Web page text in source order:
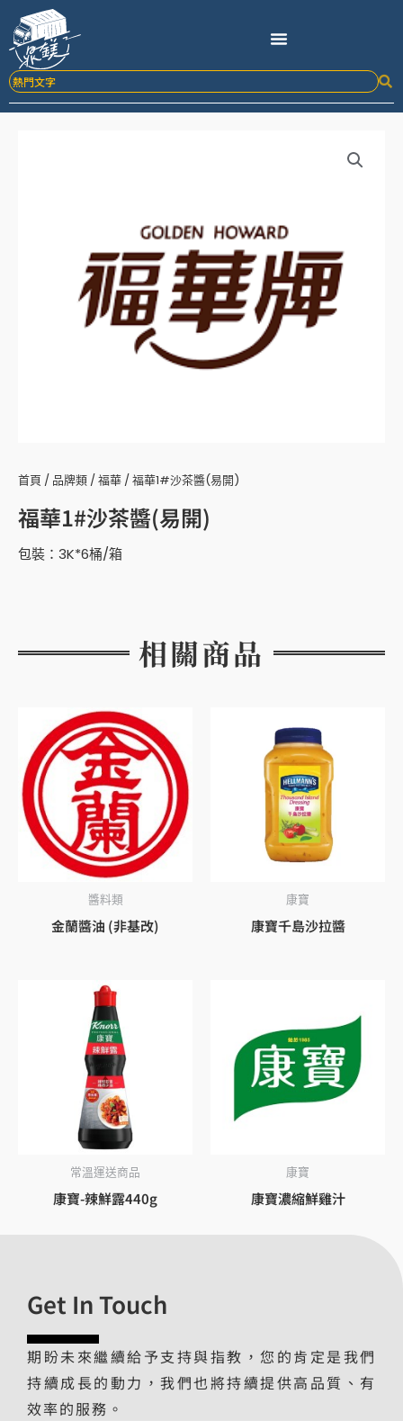
要
內
首頁 / 品牌類 / 福華 / 福華1#沙茶醬(易開)
福華1#沙茶醬(易開)
包裝：3K*6桶/箱
相關商品
醬料類
金蘭醬油 (非基改)
康寶
康寶千島沙拉醬
常溫運送商品
康寶-辣鮮露440g
康寶
康寶濃縮鮮雞汁
Get In Touch
期盼未來繼續給予支持與指教，您的肯定是我們
持續成長的動力，我們也將持續提供高品質、有
效率的服務。